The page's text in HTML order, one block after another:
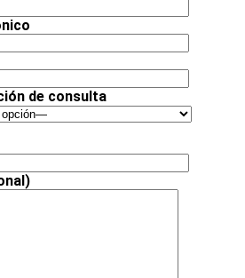
de consulta